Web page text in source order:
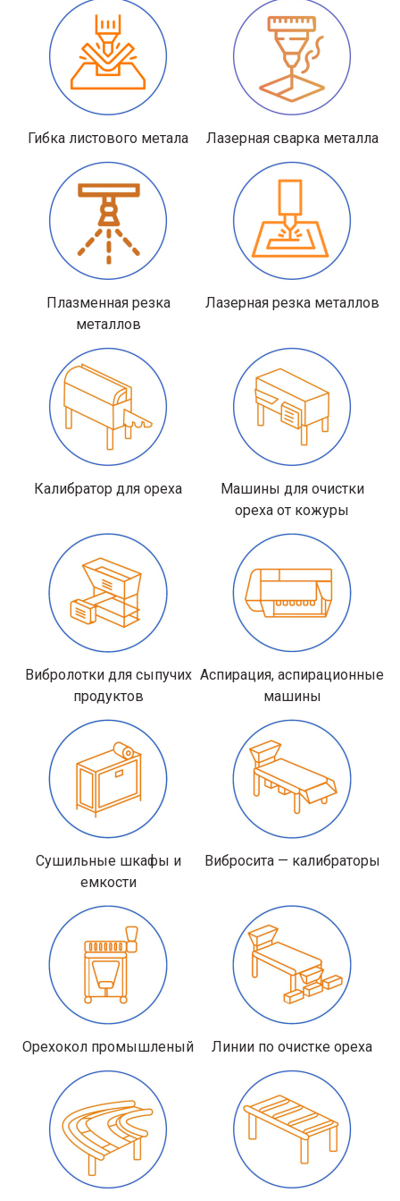
Гибка листового метала Лазерная сварка металла
Плазменная резка
металлов
Лазерная резка металлов
Калибратор для ореха
Машины для очистки
ореха от кожуры
Вибролотки для сыпучих
продуктов
Аспирация, аспирационные
машины
Сушильные шкафы и
емкости
Вибросита — калибраторы
Орехокол промышленый Линии по очистке ореха